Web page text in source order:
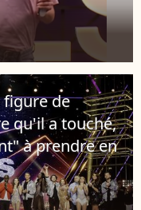
figure de
qu'il a touché,
à prendre en